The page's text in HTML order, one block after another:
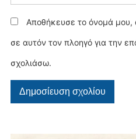
Αποθήκευσε το όνομά μου,
σε αυτόν τον πλοηγό για την
σχολιάσω.